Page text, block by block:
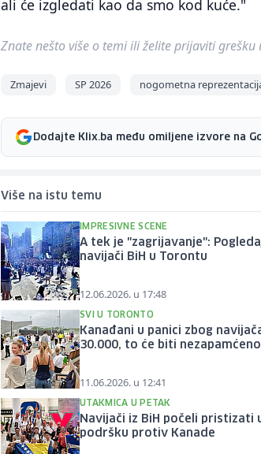
ali će izgledati kao da smo kod kuće."
Znate nešto više o temi ili želite prijaviti grešku
Zmajevi SP 2026 nogometna
Dodajte Klix.ba među omiljene izvore na
Više na istu temu
IMPRESIVNE SCENE
A tek je "zagrijavanje":
navijači BiH u Torontu
12.06.2026. u 17:48
SVI U TORONTO
Kanađani u panici zbog
30.000, to će biti
11.06.2026. u 12:41
UTAKMICA U PETAK
Navijači iz BiH počeli
podršku protiv Kanade